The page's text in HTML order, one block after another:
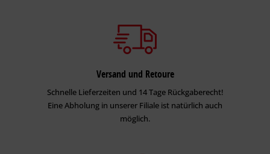
Versand und Retoure
Schnelle Lieferzeiten und 14 Tage Rückgaberecht!
Eine Abholung in unserer Filiale ist natürlich auch
möglich.